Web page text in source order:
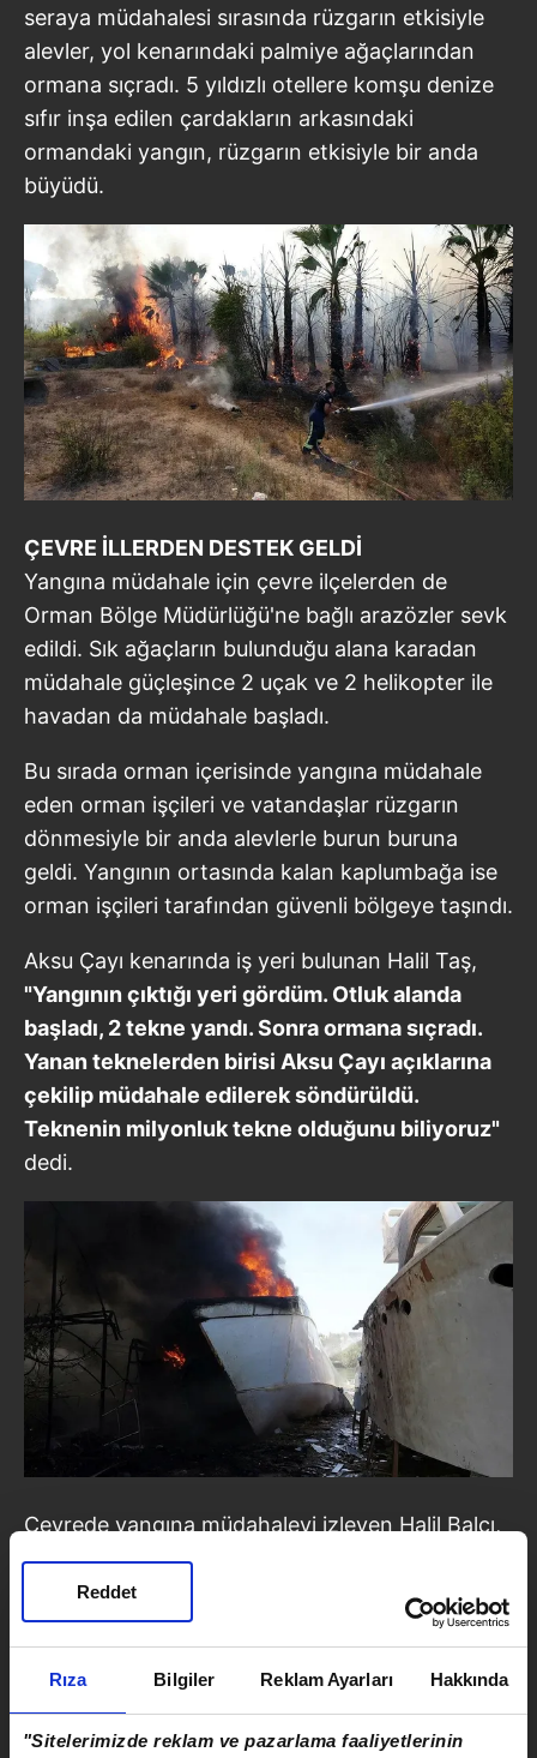
Rıza Bilgiler Reklam Ayarları Hakkında
"Sitelerimizde reklam ve pazarlama faaliyetlerinin
Reddet
seraya müdahalesi sırasında rüzgarın etkisiyle
alevler, yol kenarındaki palmiye ağaçlarından
ormana sıçradı. 5 yıldızlı otellere komşu denize
sıfır inşa edilen çardakların arkasındaki
ormandaki yangın, rüzgarın etkisiyle bir anda
büyüdü.
ÇEVRE İLLERDEN DESTEK GELDİ
Yangına müdahale için çevre ilçelerden de
Orman Bölge Müdürlüğü'ne bağlı arazözler sevk
edildi. Sık ağaçların bulunduğu alana karadan
müdahale güçleşince 2 uçak ve 2 helikopter ile
havadan da müdahale başladı.
Bu sırada orman içerisinde yangına müdahale
eden orman işçileri ve vatandaşlar rüzgarın
dönmesiyle bir anda alevlerle burun buruna
geldi. Yangının ortasında kalan kaplumbağa ise
orman işçileri tarafından güvenli bölgeye taşındı.
Aksu Çayı kenarında iş yeri bulunan Halil Taş,
"Yangının çıktığı yeri gördüm. Otluk alanda
başladı, 2 tekne yandı. Sonra ormana sıçradı.
Yanan teknelerden birisi Aksu Çayı açıklarına
çekilip müdahale edilerek söndürüldü.
Teknenin milyonluk tekne olduğunu biliyoruz"
dedi.
Çevrede yangına müdahaleyi izleyen Halil Balcı,
"Yangının nasıl çıktığını görmedim ama burası
bizim teknelerimizi bağladığımız bir yer.
Helikopterler geldi, onların müdahalesiyle